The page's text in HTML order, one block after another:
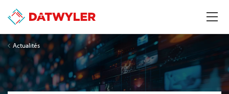
Actualités